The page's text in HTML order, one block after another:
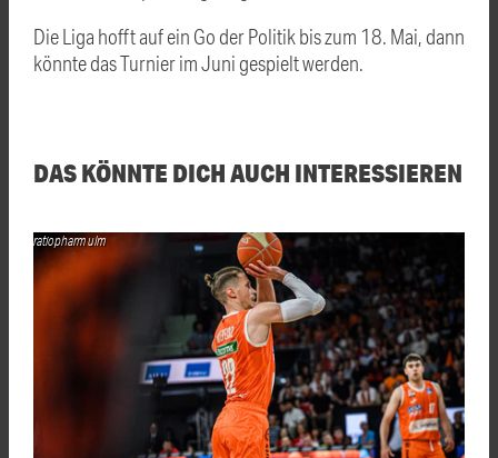
Die Liga hofft auf ein Go der Politik bis zum 18. Mai, dann
könnte das Turnier im Juni gespielt werden.
DAS KÖNNTE DICH AUCH INTERESSIEREN
ratiopharm ulm